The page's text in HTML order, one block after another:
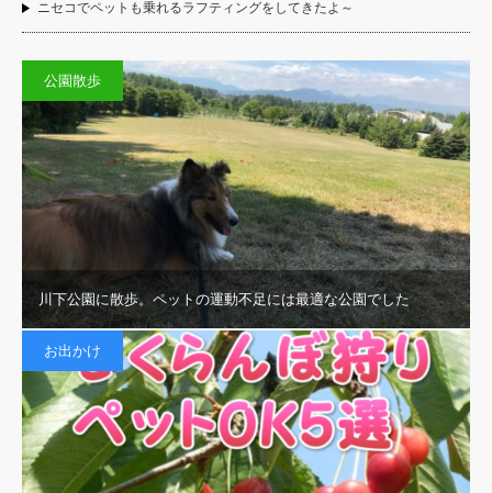
ニセコでペットも乗れるラフティングをしてきたよ～
公園散歩
川下公園に散歩。ペットの運動不足には最適な公園でした
お出かけ